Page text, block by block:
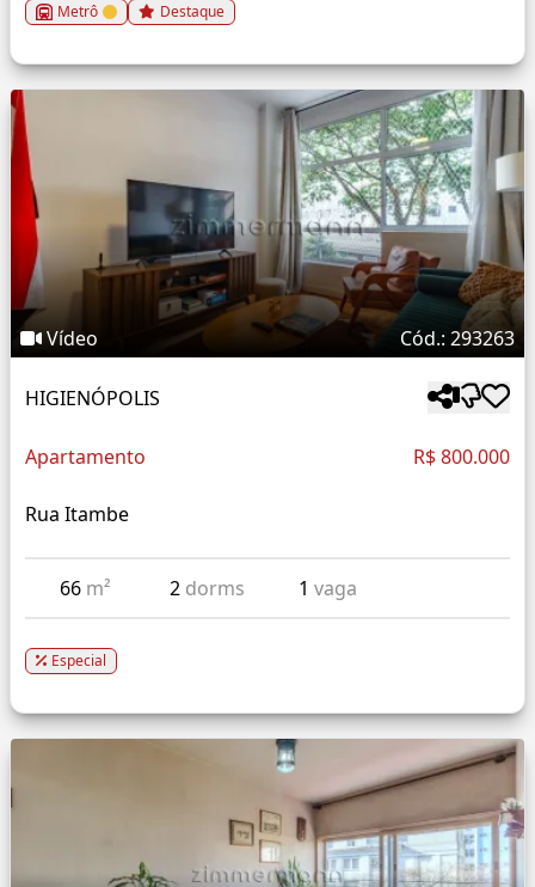
Metrô Destaque
Vídeo Cód.: 293263
HIGIENÓPOLIS
Apartamento R$ 800.000
Rua Itambe
66 m² 2 dorms 1vaga
Especial